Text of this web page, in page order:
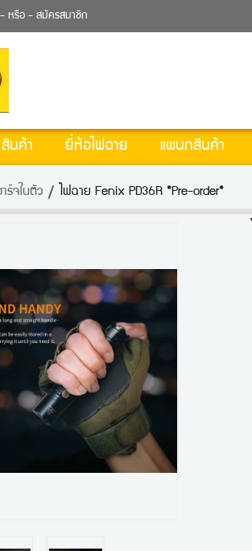
- หรือ - สมัครสมาชิก
สินค้า ยี่ห้อไฟฉาย แผนกสินค้า
ร์จในตัว ไฟฉาย Fenix PD36R *Pre-order*